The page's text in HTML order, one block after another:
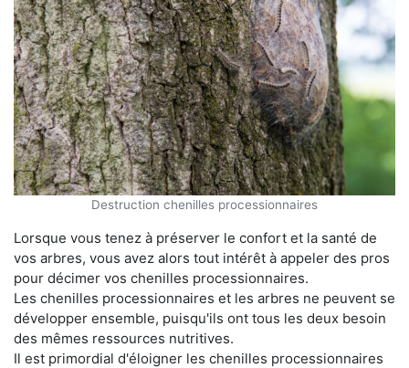
Destruction chenilles processionnaires
Lorsque vous tenez à préserver le confort et la santé de
vos arbres, vous avez alors tout intérêt à appeler des pros
pour décimer vos chenilles processionnaires.
Les chenilles processionnaires et les arbres ne peuvent se
développer ensemble, puisqu'ils ont tous les deux besoin
des mêmes ressources nutritives.
Il est primordial d'éloigner les chenilles processionnaires